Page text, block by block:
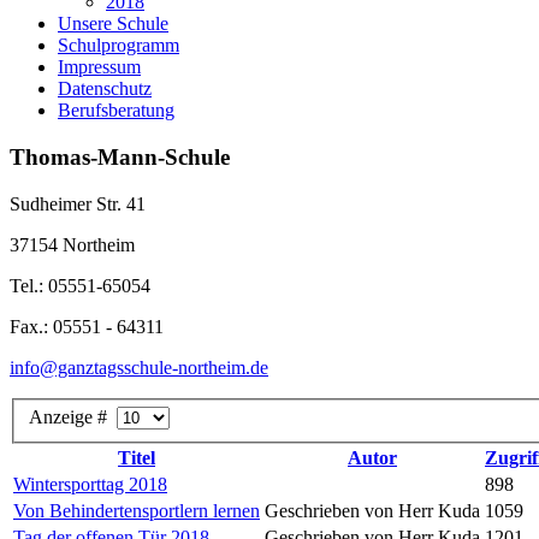
Unsere Schule
Schulprogramm
Impressum
Datenschutz
Berufsberatung
Thomas-Mann-Schule
Sudheimer Str. 41
37154 Northeim
Tel.: 05551-65054
Fax.: 05551 - 64311
info@ganztagsschule-northeim.de
Anzeige #
Titel
Autor
Wintersporttag 2018
898
Von Behindertensportlern lernen Geschrieben von Herr Kuda 1059